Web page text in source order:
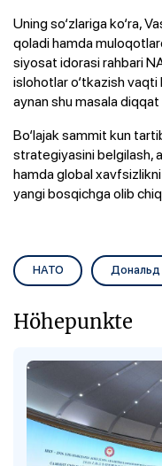
Uning so‘zlariga ko‘ra,
qoladi hamda
siyosat idorasi rahbari
islohotlar o‘tkazish
aynan shu masala
Bo‘lajak sammit kun
strategiyasini belgilash,
hamda global
yangi bosqichga olib
НАТО
Höhepunkte